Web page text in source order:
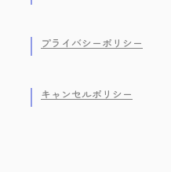
プライバシーポリシー
キャンセルポリシー